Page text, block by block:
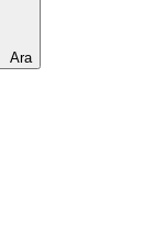
Ara